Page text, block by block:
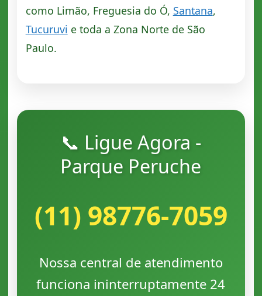
como Limão, Freguesia do Ó, Santana,
Tucuruvi e toda a Zona Norte de São
Paulo.
📞 Ligue Agora -
Parque Peruche
(11) 98776-7059
Nossa central de atendimento
funciona ininterruptamente 24